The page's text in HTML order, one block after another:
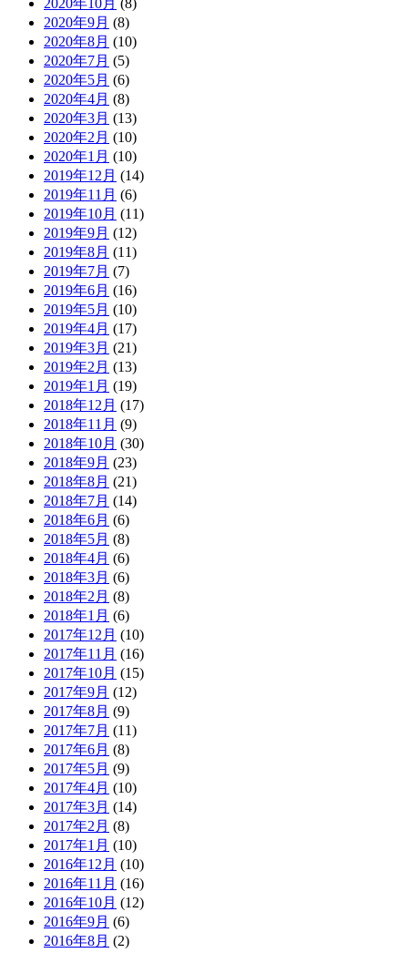
2020年10月 (8)
2020年9月 (8)
2020年8月 (10)
2020年7月 (5)
2020年5月 (6)
2020年4月 (8)
2020年3月 (13)
2020年2月 (10)
2020年1月 (10)
2019年12月 (14)
2019年11月 (6)
2019年10月 (11)
2019年9月 (12)
2019年8月 (11)
2019年7月 (7)
2019年6月 (16)
2019年5月 (10)
2019年4月 (17)
2019年3月 (21)
2019年2月 (13)
2019年1月 (19)
2018年12月 (17)
2018年11月 (9)
2018年10月 (30)
2018年9月 (23)
2018年8月 (21)
2018年7月 (14)
2018年6月 (6)
2018年5月 (8)
2018年4月 (6)
2018年3月 (6)
2018年2月 (8)
2018年1月 (6)
2017年12月 (10)
2017年11月 (16)
2017年10月 (15)
2017年9月 (12)
2017年8月 (9)
2017年7月 (11)
2017年6月 (8)
2017年5月 (9)
2017年4月 (10)
2017年3月 (14)
2017年2月 (8)
2017年1月 (10)
2016年12月 (10)
2016年11月 (16)
2016年10月 (12)
2016年9月 (6)
2016年8月 (2)